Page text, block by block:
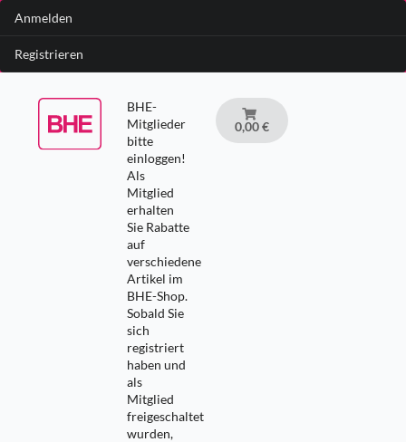
Anmelden
Registrieren
BHE-
Mitglieder
bitte
einloggen!
Als
Mitglied
erhalten
Sie Rabatte
auf
verschiedene
Artikel im
BHE-Shop.
Sobald Sie
sich
registriert
haben und
als
Mitglied
freigeschaltet
wurden,
0,00 €